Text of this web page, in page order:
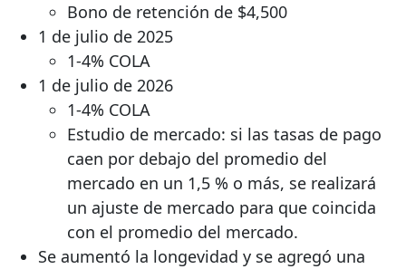
Bono de retención de $4,500
1 de julio de 2025
1-4% COLA
1 de julio de 2026
1-4% COLA
Estudio de mercado: si las tasas de pago
caen por debajo del promedio del
mercado en un 1,5 % o más, se realizará
un ajuste de mercado para que coincida
con el promedio del mercado.
Se aumentó la longevidad y se agregó una